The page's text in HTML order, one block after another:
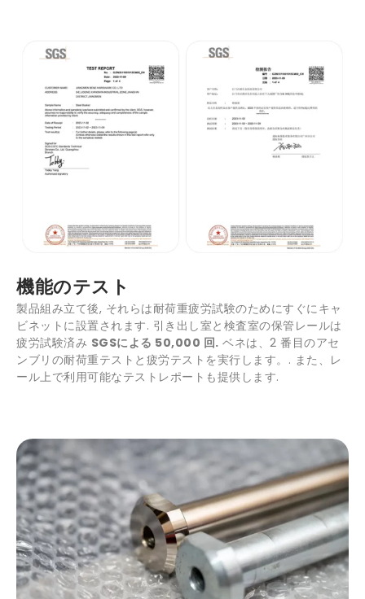
機能のテスト
製品組み立て後, それらは耐荷重疲労試験のためにすぐにキャ
ビネットに設置されます. 引き出し室と検査室の保管レールは
疲労試験済み SGSによる 50,000 回. ベネは、2 番目のアセ
ンブリの耐荷重テストと疲労テストを実行します。. また、レ
ール上で利用可能なテストレポートも提供します.